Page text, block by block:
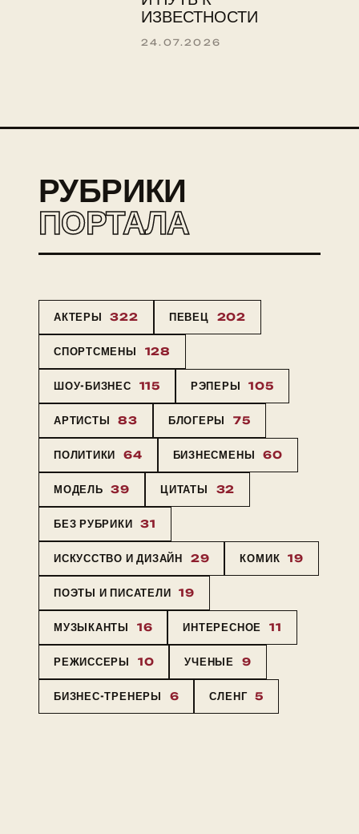
ИЗВЕСТНОСТИ
24.07.2026
РУБРИКИ
ПОРТАЛА
АКТЕРЫ 322 ПЕВЕЦ 202
СПОРТСМЕНЫ 128
ШОУ-БИЗНЕС 115 РЭПЕРЫ 105
АРТИСТЫ 83 БЛОГЕРЫ 75
ПОЛИТИКИ 64 БИЗНЕСМЕНЫ 60
МОДЕЛЬ 39 ЦИТАТЫ 32
БЕЗ РУБРИКИ 31
ИСКУССТВО И ДИЗАЙН 29 КОМИК 19
ПОЭТЫ И ПИСАТЕЛИ 19
МУЗЫКАНТЫ 16 ИНТЕРЕСНОЕ 11
РЕЖИССЕРЫ 10 УЧЕНЫЕ 9
БИЗНЕС-ТРЕНЕРЫ 6 СЛЕНГ 5